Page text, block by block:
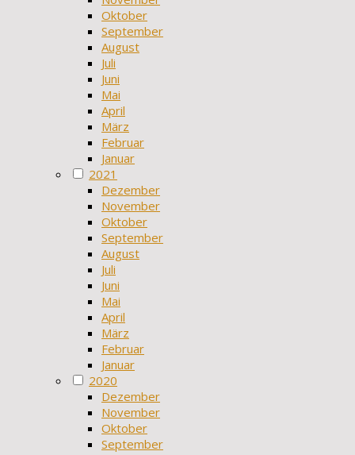
Oktober
September
August
Juli
Juni
Mai
April
März
Februar
Januar
2021
Dezember
November
Oktober
September
August
Juli
Juni
Mai
April
März
Februar
Januar
2020
Dezember
November
Oktober
September